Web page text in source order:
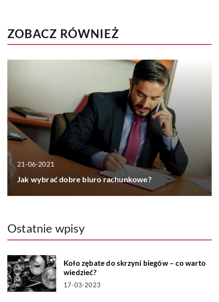
ZOBACZ RÓWNIEŻ
21-06-2021
Jak wybrać dobre biuro rachunkowe?
Ostatnie wpisy
Koło zębate do skrzyni biegów – co warto
wiedzieć?
17-03-2023